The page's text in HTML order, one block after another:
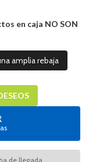
en caja NO SON
amplia rebaja
de llegada